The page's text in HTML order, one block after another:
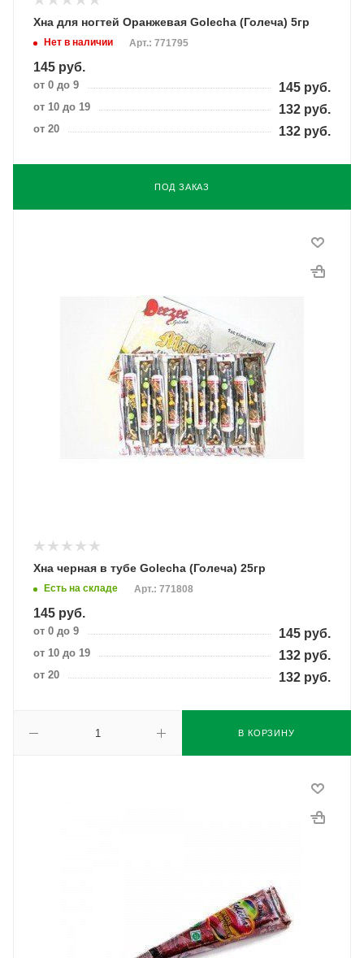
Хна для ногтей Оранжевая Golecha (Голеча) 5гр
Нет в наличии Арт.: 771795
145 руб.
от 0 до 9 145 руб.
от 10 до 19 132 руб.
от 20 132 руб.
ПОД ЗАКАЗ
Хна черная в тубе Golecha (Голеча) 25гр
Есть на складе Арт.: 771808
145 руб.
от 0 до 9 145 руб.
от 10 до 19 132 руб.
от 20 132 руб.
В КОРЗИНУ